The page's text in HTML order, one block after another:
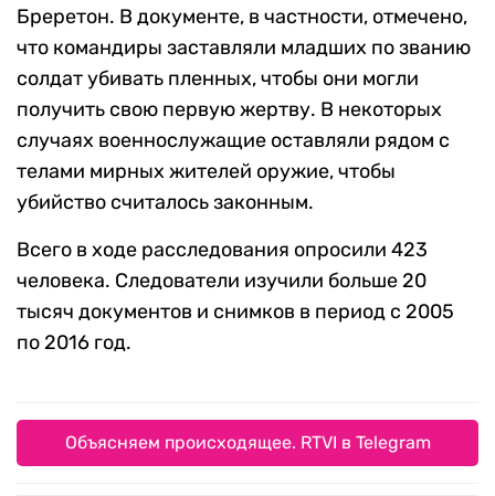
Бреретон. В документе, в частности, отмечено,
что командиры заставляли младших по званию
солдат убивать пленных, чтобы они могли
получить свою первую жертву. В некоторых
случаях военнослужащие оставляли рядом с
телами мирных жителей оружие, чтобы
убийство считалось законным.
Всего в ходе расследования опросили 423
человека. Следователи изучили больше 20
тысяч документов и снимков в период с 2005
по 2016 год.
Объясняем происходящее. RTVI в Telegram